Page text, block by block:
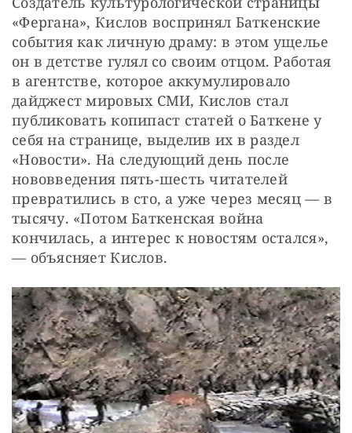
«Фергана», Кислов воспринял Баткенские
события как личную драму: в этом ущелье
он в детстве гулял со своим отцом. Работая
в агентстве, которое аккумулировало
дайджест мировых СМИ, Кислов стал
публиковать копипаст статей о Баткене у
себя на странице, выделив их в раздел
«Новости». На следующий день после
нововведения пять-шесть читателей
превратились в сто, а уже через месяц — в
тысячу. «Потом Баткенская война
кончилась, а интерес к новостям остался»,
— объясняет Кислов.